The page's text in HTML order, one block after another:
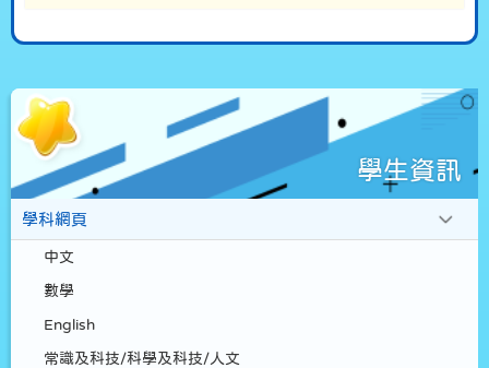
學生資訊
學科網頁
中文
數學
English
常識及科技/科學及科技/人文